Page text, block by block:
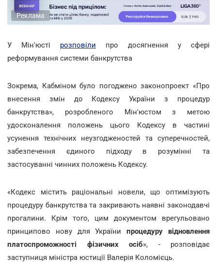
Реклама
У Мін'юсті розповіли про досягнення у сфері
реформування системи банкрутства
Зокрема, Кабміном було погоджено законопроект «Про
внесення змін до Кодексу України з процедур
банкрутства», розробленого Мін'юстом з метою
удосконалення положень цього Кодексу в частині
усунення технічних неузгодженостей та суперечностей,
забезпечення єдиного підходу в розумінні та
застосуванні чинних положень Кодексу.
«Кодекс містить раціональні новели, що оптимізують
процедуру банкрутства та закривають наявні законодавчі
прогалини. Крім того, цим документом врегульовано
принципово нову для Українипроцедуру відновлення
платоспроможності фізичних осіб», - розповідає
заступниця міністра юстиції Валерія Коломієць.